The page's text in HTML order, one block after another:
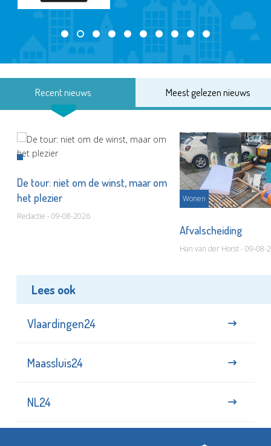
Recent nieuws Meest gelezen nieuws
De tour: niet om de winst, maar om
het plezier
Redactie - 09-08-2026
Wonen
Afvalscheiding
Han van der Horst - 09-08-
Lees ook
Vlaardingen24
Maassluis24
NL24